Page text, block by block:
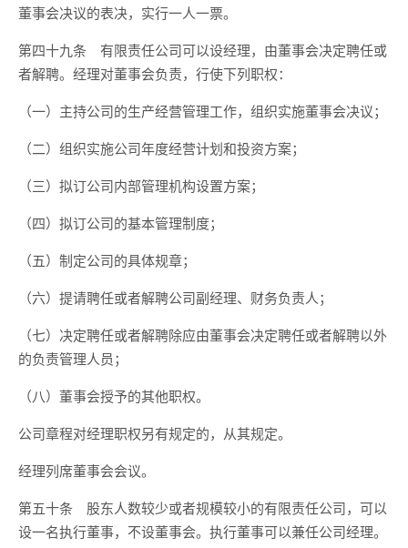
董事会决议的表决，实行一人一票。
第四十九条 有限责任公司可以设经理，由董事会决定聘任或
者解聘。经理对董事会负责，行使下列职权：
（一）主持公司的生产经营管理工作，组织实施董事会决议；
（二）组织实施公司年度经营计划和投资方案；
（三）拟订公司内部管理机构设置方案；
（四）拟订公司的基本管理制度；
（五）制定公司的具体规章；
（六）提请聘任或者解聘公司副经理、财务负责人；
（七）决定聘任或者解聘除应由董事会决定聘任或者解聘以外
的负责管理人员；
（八）董事会授予的其他职权。
公司章程对经理职权另有规定的，从其规定。
经理列席董事会会议。
第五十条 股东人数较少或者规模较小的有限责任公司，可以
设一名执行董事，不设董事会。执行董事可以兼任公司经理。